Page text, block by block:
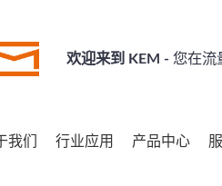
欢迎来到 KEM - 您在流
我们 行业应用 产品中心